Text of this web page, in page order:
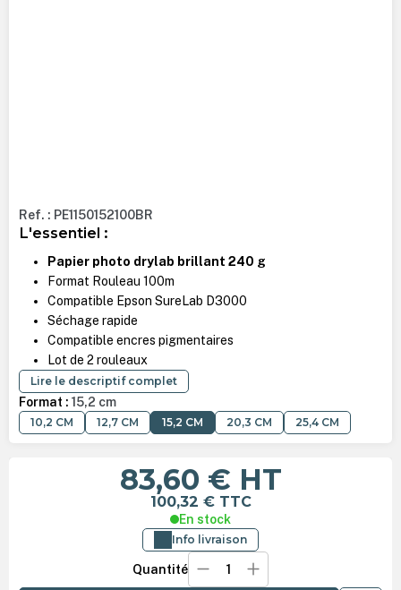
Ref. : PE1150152100BR
L'essentiel :
Papier photo drylab brillant 240 g
Format Rouleau 100m
Compatible Epson SureLab D3000
Séchage rapide
Compatible encres pigmentaires
Lot de 2 rouleaux
Lire le descriptif complet
Format : 15,2 cm
10,2 CM 12,7 CM 15,2 CM 20,3 CM 25,4 CM
83,60 € HT
100,32 € TTC
En stock
Info livraison
Quantité